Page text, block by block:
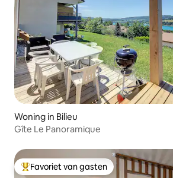
Woning in Bilieu
Gîte Le Panoramique
Topfavoriet van gasten
Favoriet van gasten